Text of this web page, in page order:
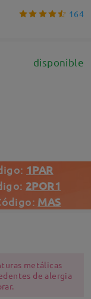
164
disponible
1PAR
2POR1
MAS
metálicas
de alergia